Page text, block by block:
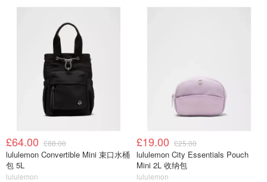
£64.00 £88.00
lululemon Convertible Mini 束口水桶
包 5L
lululemon
£19.00 £25.00
lululemon City Essentials Pouch
Mini 2L 收纳包
lululemon